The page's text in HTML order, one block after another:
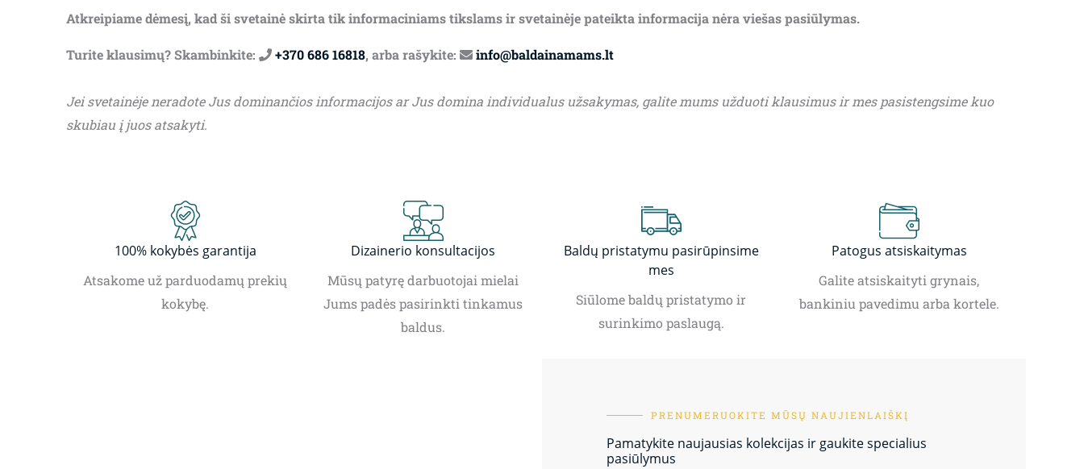
Atkreipiame dėmesį, kad ši svetainė skirta tik informaciniams tikslams ir svetainėje pateikta informacija nėra viešas pasiūlymas.
Turite klausimų? Skambinkite: +370 686 16818, arba rašykite: info@baldainamams.lt
Jei svetainėje neradote Jus dominančios informacijos ar Jus domina individualus užsakymas, galite mums užduoti klausimus ir mes pasistengsime kuo
skubiau į juos atsakyti.
100% kokybės garantija
Atsakome už parduodamų prekių
kokybę.
Dizainerio konsultacijos
Mūsų patyrę darbuotojai mielai
Jums padės pasirinkti tinkamus
baldus.
Baldų pristatymu pasirūpinsime
mes
Siūlome baldų pristatymo ir
surinkimo paslaugą.
Patogus atsiskaitymas
Galite atsiskaityti grynais,
bankiniu pavedimu arba kortele.
PRENUMERUOKITE MŪSŲ NAUJIENLAIŠKĮ
Pamatykite naujausias kolekcijas ir gaukite specialius
pasiūlymus